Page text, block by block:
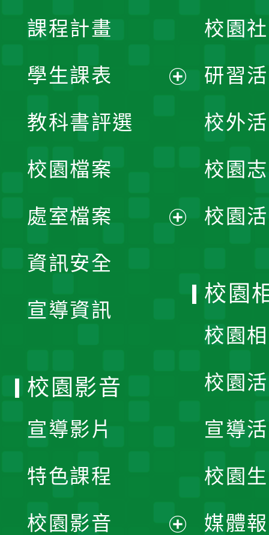
課程計畫
學生課表
單
教科書評選
校園檔案
處室檔案
資訊安全
宣導資訊
校園
研習
校外
校園
校園
校園
校園
校園
宣導
校園
媒體
校園影音
宣導影片
特色課程
校園影音